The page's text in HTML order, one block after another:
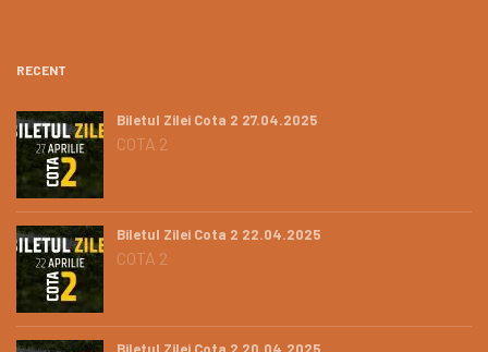
RECENT
Biletul Zilei Cota 2 27.04.2025
COTA 2
Biletul Zilei Cota 2 22.04.2025
COTA 2